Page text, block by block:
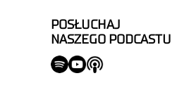
POSŁUCHAJ
NASZEGO PODCASTU